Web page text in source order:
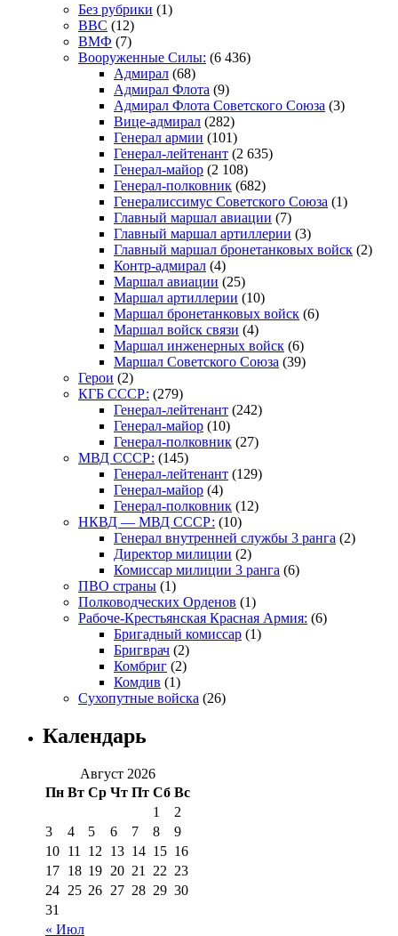
Без рубрики (1)
ВВС (12)
ВМФ (7)
Вооруженные Силы: (6 436)
Адмирал (68)
Адмирал Флота (9)
Адмирал Флота Советского Союза (3)
Вице-адмирал (282)
Генерал армии (101)
Генерал-лейтенант (2 635)
Генерал-майор (2 108)
Генерал-полковник (682)
Генералиссимус Советского Союза (1)
Главный маршал авиации (7)
Главный маршал артиллерии (3)
Главный маршал бронетанковых войск (2)
Контр-адмирал (4)
Маршал авиации (25)
Маршал артиллерии (10)
Маршал бронетанковых войск (6)
Маршал войск связи (4)
Маршал инженерных войск (6)
Маршал Советского Союза (39)
Герои (2)
КГБ СССР: (279)
Генерал-лейтенант (242)
Генерал-майор (10)
Генерал-полковник (27)
МВД СССР: (145)
Генерал-лейтенант (129)
Генерал-майор (4)
Генерал-полковник (12)
НКВД — МВД СССР: (10)
Генерал внутренней службы 3 ранга (2)
Директор милиции (2)
Комиссар милиции 3 ранга (6)
ПВО страны (1)
Полководческих Орденов (1)
Рабоче-Крестьянская Красная Армия: (6)
Бригадный комиссар (1)
Бригврач (2)
Комбриг (2)
Комдив (1)
Сухопутные войска (26)
Календарь
Август 2026
Пн Вт Ср Чт Пт Сб Вс
« Июл
1
2
3
4 5 6 7 8
9
10 11 12 13 14 15 16
17 18 19 20 21 22 23
24 25 26 27 28 29 30
31